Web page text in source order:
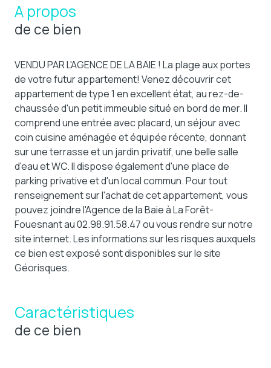
A propos
de ce bien
VENDU PAR L'AGENCE DE LA BAIE ! La plage aux portes
de votre futur appartement! Venez découvrir cet
appartement de type 1 en excellent état, au rez-de-
chaussée d'un petit immeuble situé en bord de mer. Il
comprend une entrée avec placard, un séjour avec
coin cuisine aménagée et équipée récente, donnant
sur une terrasse et un jardin privatif, une belle salle
d'eau et WC. Il dispose également d'une place de
parking privative et d'un local commun. Pour tout
renseignement sur l'achat de cet appartement, vous
pouvez joindre l'Agence de la Baie à La Forêt-
Fouesnant au 02.98.91.58.47 ou vous rendre sur notre
site internet. Les informations sur les risques auxquels
ce bien est exposé sont disponibles sur le site
Géorisques.
Caractéristiques
de ce bien